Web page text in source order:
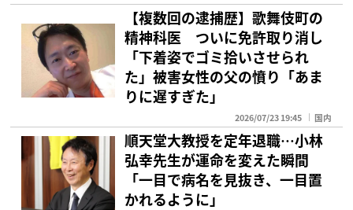
【複数回の逮捕歴】歌舞伎町の
精神科医 ついに免許取り消し
「下着姿でゴミ拾いさせられ
た」被害女性の父の憤り「あま
りに遅すぎた」
2026/07/23 19:45 国内
順天堂大教授を定年退職…小林
弘幸先生が運命を変えた瞬間
「一目で病名を見抜き、一目置
かれるように」